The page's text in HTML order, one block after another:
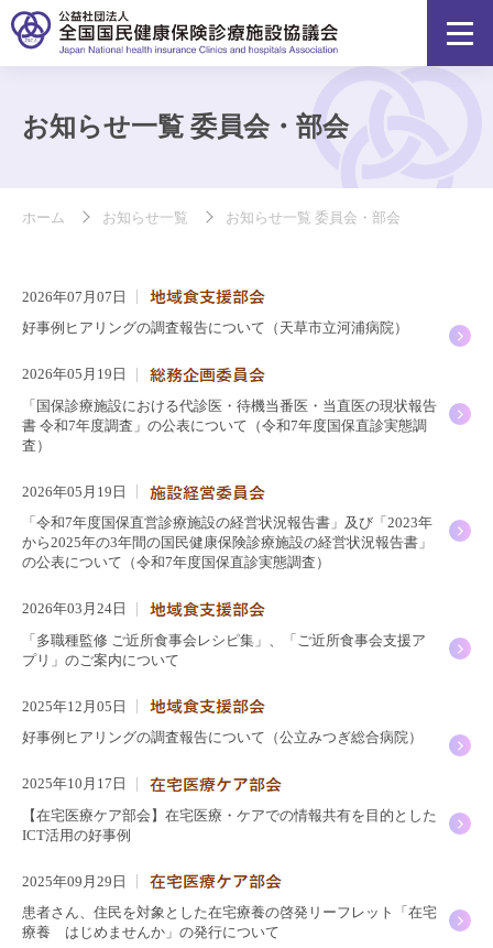
お知らせ一覧 委員会・部会
ホーム お知らせ一覧 お知らせ一覧 委員会・部会
2026年07月07日
好事例ヒアリングの調査報告について（天草市立河浦病院）
2026年05月19日
「国保診療施設における代診医・待機当番医・当直医の現状報告
書 令和7年度調査」の公表について（令和7年度国保直診実態調
査）
2026年05月19日
「令和7年度国保直営診療施設の経営状況報告書」及び「2023年
から2025年の3年間の国民健康保険診療施設の経営状況報告書」
の公表について（令和7年度国保直診実態調査）
2026年03月24日
「多職種監修 ご近所食事会レシピ集」、「ご近所食事会支援ア
プリ」のご案内について
2025年12月05日
好事例ヒアリングの調査報告について（公立みつぎ総合病院）
2025年10月17日
【在宅医療ケア部会】在宅医療・ケアでの情報共有を目的とした
ICT活用の好事例
2025年09月29日
患者さん、住民を対象とした在宅療養の啓発リーフレット「在宅
療養 はじめませんか」の発行について